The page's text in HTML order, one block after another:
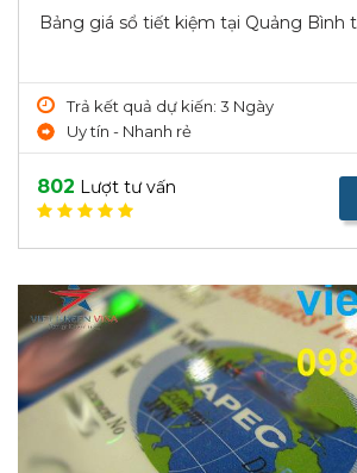
Bảng giá sổ tiết kiệm tại Quảng Bình
Trả kết quả dự kiến: 3 Ngày
Uy tín - Nhanh rẻ
802 Lượt tư vấn